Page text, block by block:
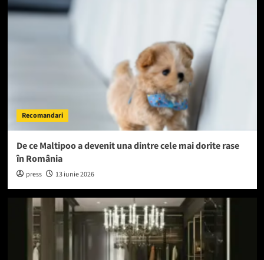
Recomandari
De ce Maltipoo a devenit una dintre cele mai dorite rase
în România
press 13 iunie 2026